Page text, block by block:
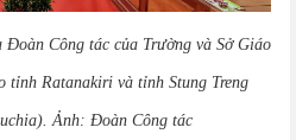
Công tác của Trường và Sở Giáo
tỉnh Ratanakiri và tỉnh Stung Treng
. Ảnh: Đoàn Công tác